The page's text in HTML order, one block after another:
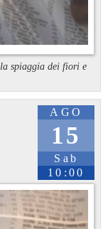
spiaggia dei fiori e
AGO
15
Sab
10:00